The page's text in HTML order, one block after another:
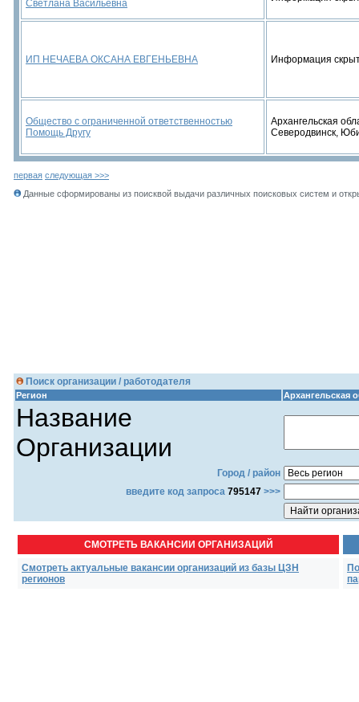
Светлана Васильевна
ИП НЕЧАЕВА ОКСАНА ЕВГЕНЬЕВНА Информация
Общество с ограниченной ответственностью
Помощь Другу
Архангельская
Северодвинск,
первая следующая >>>
Данные сформированы из поисквой выдачи различных поисковых систем и
Поиск организации / работодателя
Регион Архангельская
Название
Организации
Город / район
введите код запроса 795147 >>>
СМОТРЕТЬ ВАКАНСИИ ОРГАНИЗАЦИЙ
Смотреть актуальные вакансии организаций из базы ЦЗН
регионов